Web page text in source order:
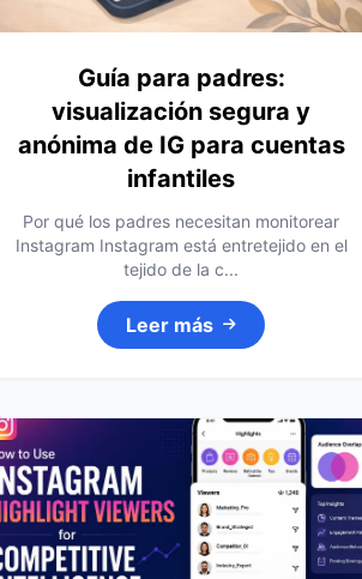
Guía para padres:
visualización segura y
anónima de IG para cuentas
infantiles
Por qué los padres necesitan monitorear
Instagram Instagram está entretejido en el
tejido de la c...
Leer más